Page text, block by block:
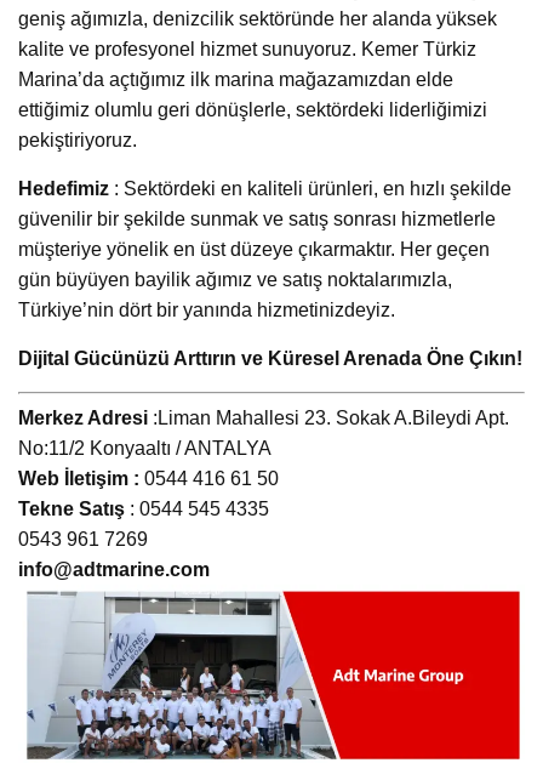
geniş ağımızla, denizcilik sektöründe her alanda yüksek
kalite ve profesyonel hizmet sunuyoruz. Kemer Türkiz
Marina’da açtığımız ilk marina mağazamızdan elde
ettiğimiz olumlu geri dönüşlerle, sektördeki liderliğimizi
pekiştiriyoruz.
Hedefimiz : Sektördeki en kaliteli ürünleri, en hızlı şekilde
güvenilir bir şekilde sunmak ve satış sonrası hizmetlerle
müşteriye yönelik en üst düzeye çıkarmaktır. Her geçen
gün büyüyen bayilik ağımız ve satış noktalarımızla,
Türkiye’nin dört bir yanında hizmetinizdeyiz.
Dijital Gücünüzü Arttırın ve Küresel Arenada Öne Çıkın!
Merkez Adresi :Liman Mahallesi 23. Sokak A.Bileydi Apt.
No:11/2 Konyaaltı / ANTALYA
Web İletişim : 0544 416 61 50
Tekne Satış : 0544 545 4335
0543 961 7269
info@adtmarine.com